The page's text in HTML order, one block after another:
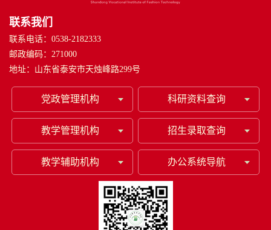
联系我们
联系电话：0538-2182333
邮政编码：271000
地址：山东省泰安市天烛峰路299号
党政管理机构 科研资料查询
教学管理机构 招生录取查询
教学辅助机构 办公系统导航